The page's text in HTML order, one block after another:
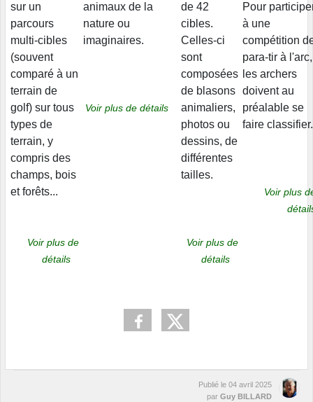
sur un
parcours
multi-cibles
(souvent
comparé à un
terrain de
golf) sur tous
types de
terrain, y
compris des
champs, bois
et forêts...
Voir plus de
détails
animaux de la
nature ou
imaginaires.
Voir plus de détails
de 42
cibles.
Celles-ci
sont
composées
de blasons
animaliers,
photos ou
dessins, de
différentes
tailles.
Voir plus de
détails
Pour
à une
compétition
para-tir à l'arc,
les archers
doivent au
préalable se
faire classifier.
Voir plus
Publié le 04 avril 2025
par Guy BILLARD